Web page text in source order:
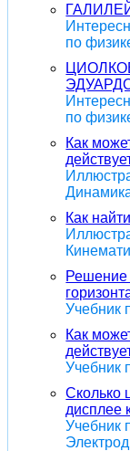
по
по
Как
Как
Решение
Учебник
Как
Учебник
Сколько
дисплее
Учебник